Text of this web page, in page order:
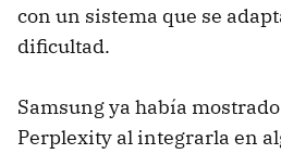
con un sistema que se
dificultad.
Samsung ya había
Perplexity al integrarla en